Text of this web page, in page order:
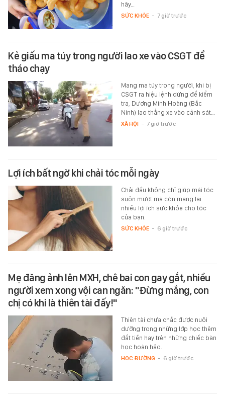
hãy…
SỨC KHỎE - 7 giờ trước
Kẻ giấu ma túy trong người lao xe vào CSGT để
tháo chạy
Mang ma túy trong người, khi bị
CSGT ra hiệu lệnh dừng để kiểm
tra, Dương Minh Hoàng (Bắc
Ninh) lao thẳng xe vào cảnh sát…
XÃ HỘI - 7 giờ trước
Lợi ích bất ngờ khi chải tóc mỗi ngày
Chải đầu không chỉ giúp mái tóc
suôn mượt mà còn mang lại
nhiều lợi ích sức khỏe cho tóc
của bạn.
SỨC KHỎE - 6 giờ trước
Mẹ đăng ảnh lên MXH, chê bai con gay gắt, nhiều
người xem xong vội can ngăn: "Đừng mắng, con
chị có khi là thiên tài đấy!"
Thiên tài chưa chắc được nuôi
dưỡng trong những lớp học thêm
đắt tiền hay trên những chiếc bàn
học hoàn hảo.
HỌC ĐƯỜNG - 6 giờ trước